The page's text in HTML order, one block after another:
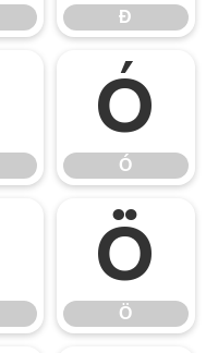
Ð
Ó
Ó
Ö
Ö